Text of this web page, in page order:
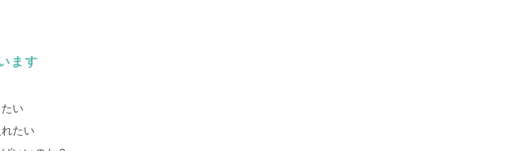
ます
い
たい